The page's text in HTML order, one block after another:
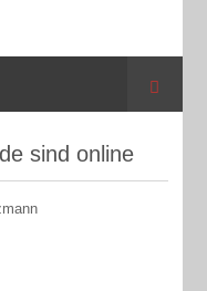
Suche
sind online